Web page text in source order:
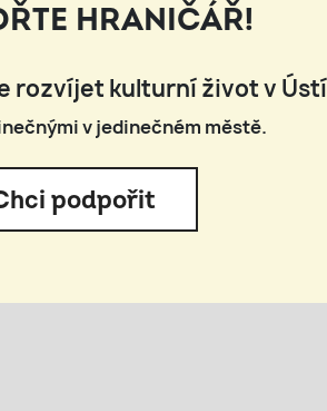
HRANIČÁŘ!
rozvíjet kulturní život v Ústí
v jedinečném městě.
podpořit